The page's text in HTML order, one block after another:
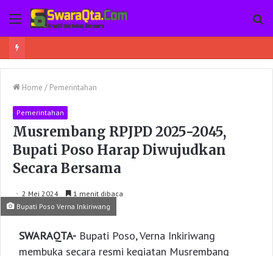
Menu
Home / Pemerintahan
Pemerintahan
Musrembang RPJPD 2025-2045,
Bupati Poso Harap Diwujudkan
Secara Bersama
2 Mei 2024
1 menit dibaca
Bupati Poso Verna Inkiriwang
SWARAQTA- Bupati Poso, Verna Inkiriwang
membuka secara resmi kegiatan Musrembang